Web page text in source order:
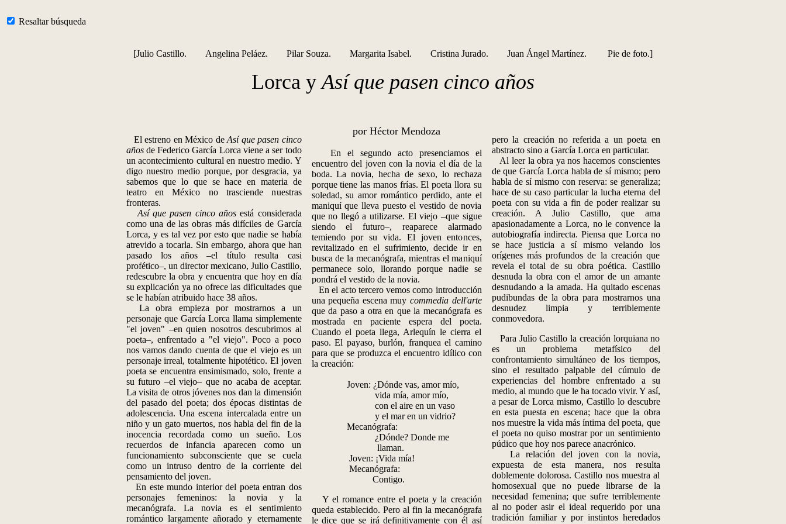
Resaltar búsqueda
[Julio Castillo. Angelina Peláez. Pilar Souza. Margarita Isabel. Cristina Jurado. Juan Ángel Martínez. Pie de foto.]
Lorca yAsí que pasen cinco años
El estreno en México deAsí que pasen cinco
añosde Federico García Lorca viene a ser todo
un acontecimiento cultural en nuestro medio. Y
digo nuestro medio porque, por desgracia, ya
sabemos que lo que se hace en materia de
teatro en México no trasciende nuestras
fronteras.
Así que pasen cinco añosestá considerada
como una de las obras más difíciles de García
Lorca, y es tal vez por esto que nadie se había
atrevido a tocarla. Sin embargo, ahora que han
pasado los años –el título resulta casi
profético–, un director mexicano, Julio Castillo,
redescubre la obra y encuentra que hoy en día
su explicación ya no ofrece las dificultades que
se le habían atribuido hace 38 años.
La obra empieza por mostrarnos a un
personaje que García Lorca llama simplemente
"el joven" –en quien nosotros descubrimos al
poeta–, enfrentado a "el viejo". Poco a poco
nos vamos dando cuenta de que el viejo es un
personaje irreal, totalmente hipotético. El joven
poeta se encuentra ensimismado, solo, frente a
su futuro –el viejo– que no acaba de aceptar.
La visita de otros jóvenes nos dan la dimensión
del pasado del poeta; dos épocas distintas de
adolescencia. Una escena intercalada entre un
niño y un gato muertos, nos habla del fin de la
inocencia recordada como un sueño. Los
recuerdos de infancia aparecen como un
funcionamiento subconsciente que se cuela
como un intruso dentro de la corriente del
pensamiento del joven.
En este mundo interior del poeta entran dos
personajes femeninos: la novia y la
mecanógrafa. La novia es el sentimiento
romántico largamente añorado y eternamente
por Héctor Mendoza
En el segundo acto presenciamos el
encuentro del joven con la novia el día de la
boda. La novia, hecha de sexo, lo rechaza
porque tiene las manos frías. El poeta llora su
soledad, su amor romántico perdido, ante el
maniquí que lleva puesto el vestido de novia
que no llegó a utilizarse. El viejo –que sigue
siendo el futuro–, reaparece alarmado
temiendo por su vida. El joven entonces,
revitalizado en el sufrimiento, decide ir en
busca de la mecanógrafa, mientras el maniquí
permanece solo, llorando porque nadie se
pondrá el vestido de la novia.
En el acto tercero vemos como introducción
una pequeña escena muy commedia dell'arte
que da paso a otra en que la mecanógrafa es
mostrada en paciente espera del poeta.
Cuando el poeta llega, Arlequín le cierra el
paso. El payaso, burlón, franquea el camino
para que se produzca el encuentro idílico con
la creación:
Joven: ¿Dónde vas, amor mío,
vida mía, amor mío,
con el aire en un vaso
y el mar en un vidrio?
Mecanógrafa:
¿Dónde? Donde me
llaman.
Joven: ¡Vida mía!
Mecanógrafa:
Contigo.
Y el romance entre el poeta y la creación
queda establecido. Pero al fin la mecanógrafa
le dice que se irá definitivamente con él así
pero la creación no referida a un poeta en
abstracto sino a García Lorca en particular.
Al leer la obra ya nos hacemos conscientes
de que García Lorca habla de sí mismo; pero
habla de sí mismo con reserva: se generaliza;
hace de su caso particular la lucha eterna del
poeta con su vida a fin de poder realizar su
creación. A Julio Castillo, que ama
apasionadamente a Lorca, no le convence la
autobiografía indirecta. Piensa que Lorca no
se hace justicia a sí mismo velando los
orígenes más profundos de la creación que
revela el total de su obra poética. Castillo
desnuda la obra con el amor de un amante
desnudando a la amada. Ha quitado escenas
pudibundas de la obra para mostrarnos una
desnudez limpia y terriblemente
conmovedora.
Para Julio Castillo la creación lorquiana no
es un problema metafísico del
confrontamiento simultáneo de los tiempos,
sino el resultado palpable del cúmulo de
experiencias del hombre enfrentado a su
medio, al mundo que le ha tocado vivir. Y así,
a pesar de Lorca mismo, Castillo lo descubre
en esta puesta en escena; hace que la obra
nos muestre la vida más íntima del poeta, que
el poeta no quiso mostrar por un sentimiento
púdico que hoy nos parece anacrónico.
La relación del joven con la novia,
expuesta de esta manera, nos resulta
doblemente dolorosa. Castillo nos muestra al
homosexual que no puede librarse de la
necesidad femenina; que sufre terriblemente
al no poder asir el ideal requerido por una
tradición familiar y por instintos heredados